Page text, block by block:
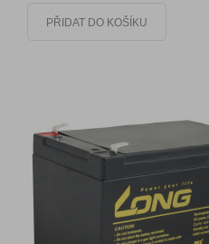
PŘIDAT DO KOŠÍKU